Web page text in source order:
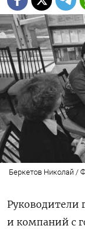
Беркетов Николай /
Руководители
и компаний с